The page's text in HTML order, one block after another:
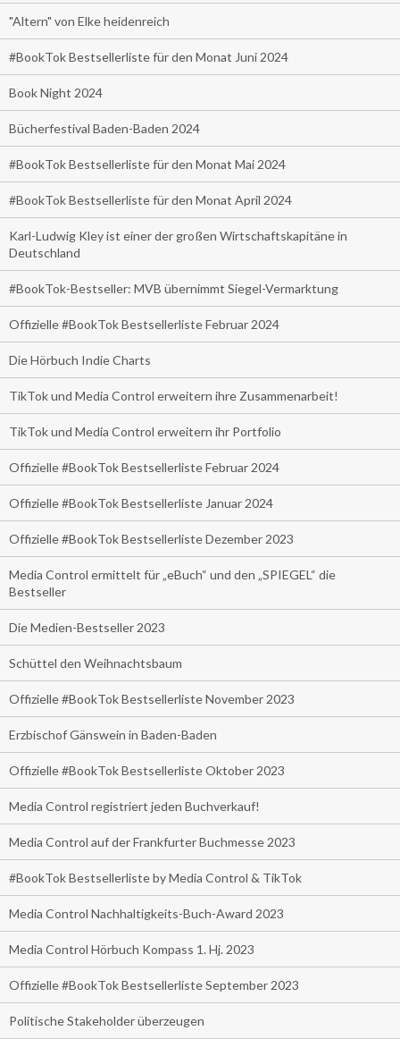
"Altern" von Elke heidenreich
#BookTok Bestsellerliste für den Monat Juni 2024
Book Night 2024
Bücherfestival Baden-Baden 2024
#BookTok Bestsellerliste für den Monat Mai 2024
#BookTok Bestsellerliste für den Monat April 2024
Karl-Ludwig Kley ist einer der großen Wirtschaftskapitäne in
Deutschland
#BookTok-Bestseller: MVB übernimmt Siegel-Vermarktung
Offizielle #BookTok Bestsellerliste Februar 2024
Die Hörbuch Indie Charts
TikTok und Media Control erweitern ihre Zusammenarbeit!
TikTok und Media Control erweitern ihr Portfolio
Offizielle #BookTok Bestsellerliste Februar 2024
Offizielle #BookTok Bestsellerliste Januar 2024
Offizielle #BookTok Bestsellerliste Dezember 2023
Media Control ermittelt für „eBuch“ und den „SPIEGEL“ die
Bestseller
Die Medien-Bestseller 2023
Schüttel den Weihnachtsbaum
Offizielle #BookTok Bestsellerliste November 2023
Erzbischof Gänswein in Baden-Baden
Offizielle #BookTok Bestsellerliste Oktober 2023
Media Control registriert jeden Buchverkauf!
Media Control auf der Frankfurter Buchmesse 2023
#BookTok Bestsellerliste by Media Control & TikTok
Media Control Nachhaltigkeits-Buch-Award 2023
Media Control Hörbuch Kompass 1. Hj. 2023
Offizielle #BookTok Bestsellerliste September 2023
Politische Stakeholder überzeugen